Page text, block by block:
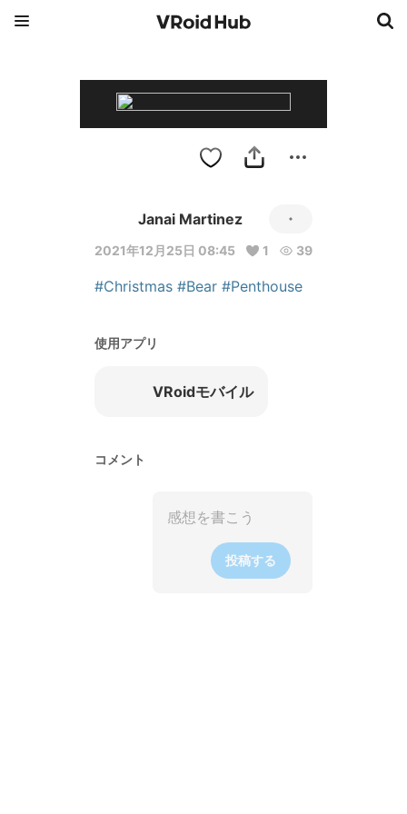
Janai Martinez
2021年12月25日 08:45 1 39
#Christmas #Bear #Penthouse
使用アプリ
VRoidモバイル
コメント
投稿する